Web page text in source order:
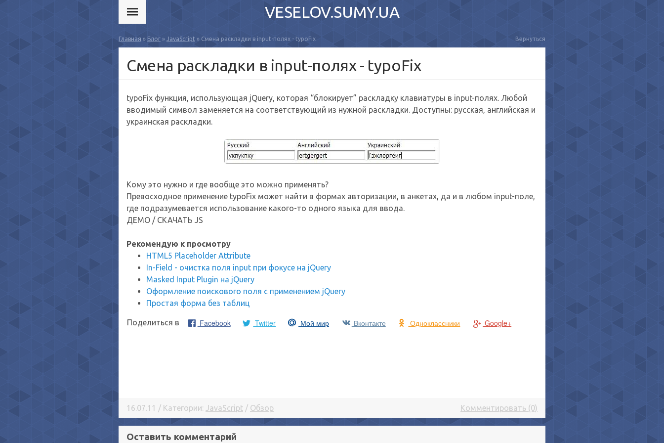
VESELOV.SUMY.UA
Вернуться
Главная » Блог » JavaScript » Смена раскладки в input-полях - typoFix
Смена раскладки в input-полях - typoFix
typoFix функция, использующая jQuery, которая “блокирует” раскладку клавиатуры в input-полях. Любой
вводимый символ заменяется на соответствующий из нужной раскладки. Доступны: русская, английская и
украинская раскладки.
Кому это нужно и где вообще это можно применять?
Превосходное применение typoFix может найти в формах авторизации, в анкетах, да и в любом input-поле,
где подразумевается использование какого-то одного языка для ввода.
ДЕМО / СКАЧАТЬ JS
Рекомендую к просмотру
HTML5 Placeholder Attribute
In-Field - очистка поля input при фокусе на jQuery
Masked Input Plugin на jQuery
Оформление поискового поля с применением jQuery
Простая форма без таблиц
Поделиться в Facebook Twitter Мой мир Вконтакте Одноклассники Google+
16.07.11 / Категории: JavaScript / Обзор Комментировать (0)
Оставить комментарий